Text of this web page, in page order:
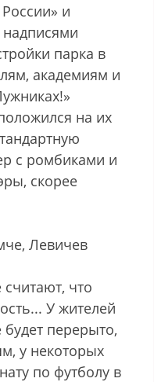
и
надписями
парка в
академиям и
на их
с ромбиками и
скорее
Левичев
что
У жителей
перерыто,
у некоторых
по футболу в